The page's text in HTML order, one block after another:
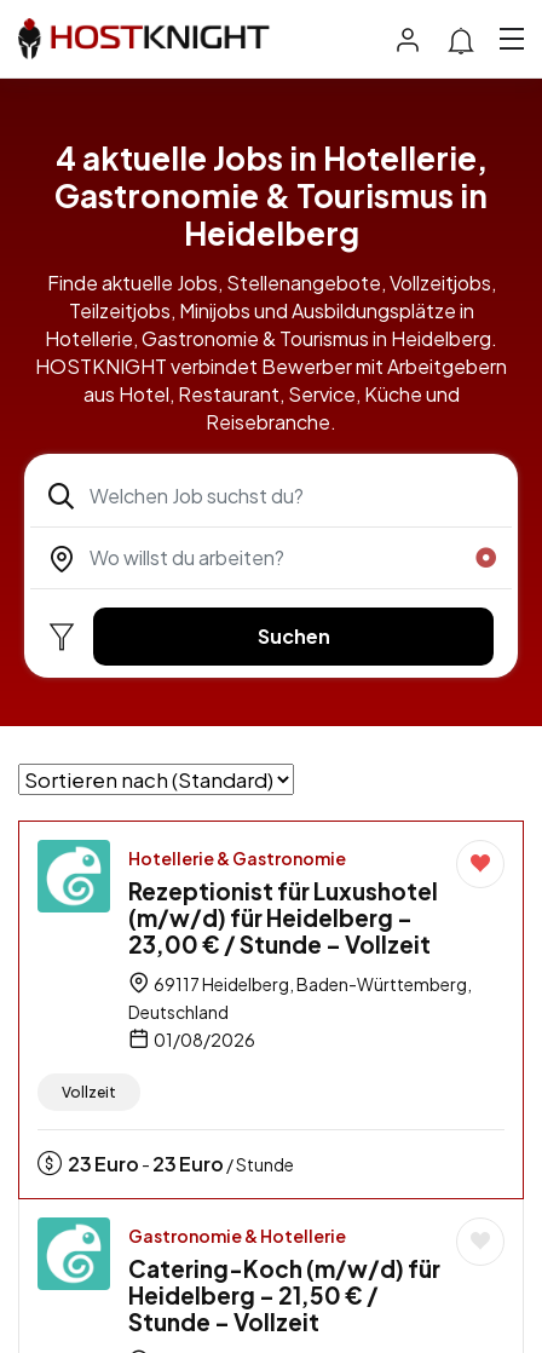
4 aktuelle Jobs in Hotellerie,
Gastronomie & Tourismus in
Heidelberg
Finde aktuelle Jobs, Stellenangebote, Vollzeitjobs,
Teilzeitjobs, Minijobs und Ausbildungsplätze in
Hotellerie, Gastronomie & Tourismus in Heidelberg.
HOSTKNIGHT verbindet Bewerber mit Arbeitgebern
aus Hotel, Restaurant, Service, Küche und
Reisebranche.
Suchen
Hotellerie & Gastronomie
Rezeptionist für Luxushotel
(m/w/d) für Heidelberg –
23,00 € / Stunde – Vollzeit
69117 Heidelberg, Baden-Württemberg,
Deutschland
01/08/2026
Vollzeit
23Euro - 23Euro / Stunde
Gastronomie & Hotellerie
Catering-Koch (m/w/d) für
Heidelberg – 21,50 € /
Stunde – Vollzeit